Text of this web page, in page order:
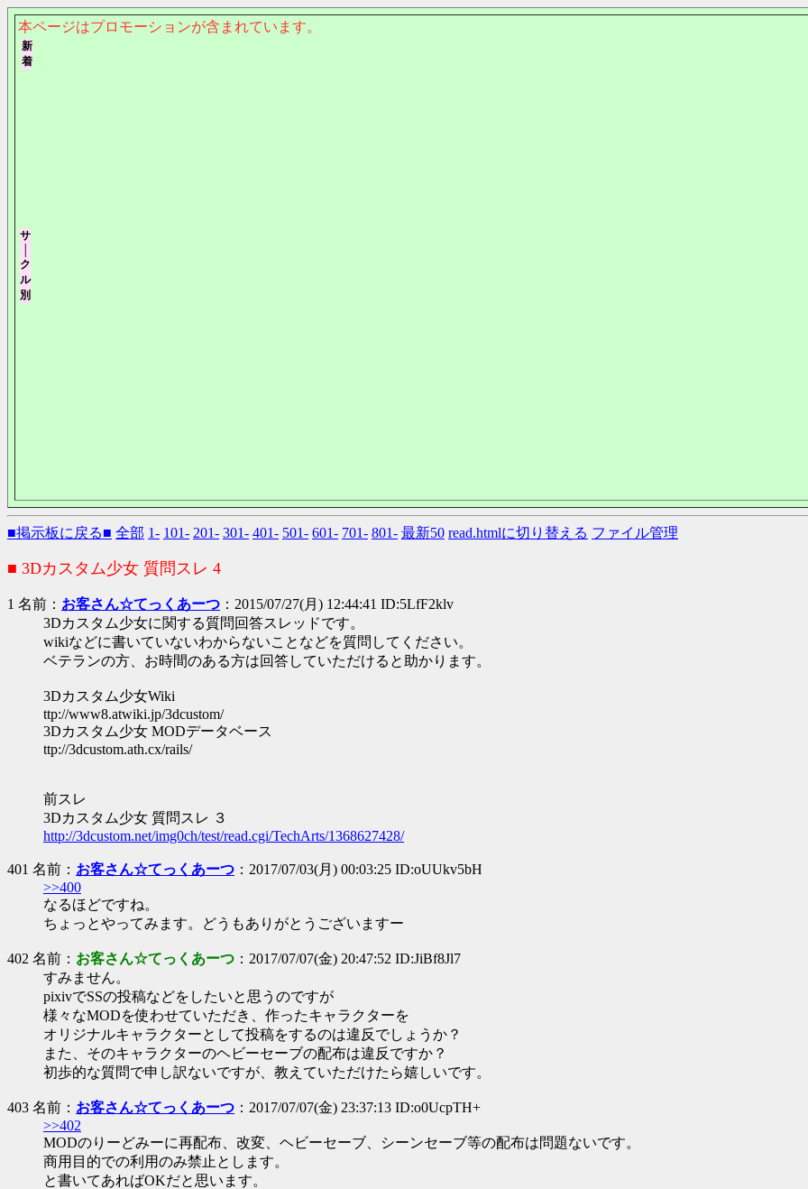
本ページはプロモーションが含まれています。
■掲示板に戻る■ 全部 1- 101- 201- 301- 401- 501- 601- 701- 801- 最新50 read.htmlに切り替える ファイル管理
■ 3Dカスタム少女 質問スレ 4
1 名前： お客さん☆てっくあーつ ：2015/07/27(月) 12:44:41 ID:5LfF2klv
3Dカスタム少女に関する質問回答スレッドです。
wikiなどに書いていないわからないことなどを質問してください。
ベテランの方、お時間のある方は回答していただけると助かります。
3Dカスタム少女Wiki
ttp://www8.atwiki.jp/3dcustom/
3Dカスタム少女 MODデータベース
ttp://3dcustom.ath.cx/rails/
前スレ
3Dカスタム少女 質問スレ ３
http://3dcustom.net/img0ch/test/read.cgi/TechArts/1368627428/
401 名前： お客さん☆てっくあーつ ：2017/07/03(月) 00:03:25 ID:oUUkv5bH
>>400
なるほどですね。
ちょっとやってみます。どうもありがとうございますー
402 名前： お客さん☆てっくあーつ ：2017/07/07(金) 20:47:52 ID:JiBf8Jl7
すみません。
pixivでSSの投稿などをしたいと思うのですが
様々なMODを使わせていただき、作ったキャラクターを
オリジナルキャラクターとして投稿をするのは違反でしょうか？
また、そのキャラクターのヘビーセーブの配布は違反ですか？
初歩的な質問で申し訳ないですが、教えていただけたら嬉しいです。
403 名前： お客さん☆てっくあーつ ：2017/07/07(金) 23:37:13 ID:o0UcpTH+
>>402
MODのりーどみーに再配布、改変、ヘビーセーブ、シーンセーブ等の配布は問題ないです。
商用目的での利用のみ禁止とします。
と書いてあればOKだと思います。